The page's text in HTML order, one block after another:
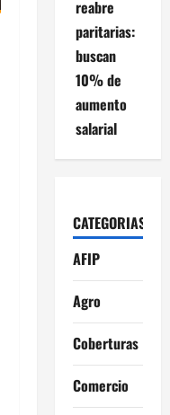
reabre
paritarias:
buscan
10% de
aumento
salarial
CATEGORIAS
AFIP
Agro
Coberturas
Comercio